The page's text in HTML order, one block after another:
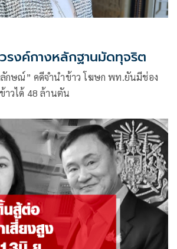
งค์กางหลักฐานมัดทุจริต
ลักษณ์” คดีจำนำข้าว โฆษก พท.ยันมีช่อง
าวได้ 48 ล้านตัน